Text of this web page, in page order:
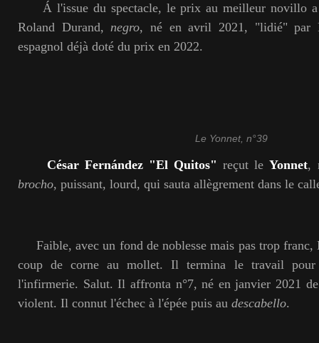
Á l'issue du spectacle, le prix au meilleur novillo a
Roland Durand, negro, né en avril 2021, "lidié" par
espagnol déjà doté du prix en 2022.
Le Yonnet, n°39
César Fernández "El Quitos" reçut leYonnet,
brocho, puissant, lourd, qui sauta allègrement dans le
Faible, avec un fond de noblesse mais pas trop franc,
coup de corne au mollet. Il termina le travail pour
l'infirmerie. Salut. Il affronta n°7, né en janvier 2021
violent. Il connut l'échec à l'épée puis au descabello.